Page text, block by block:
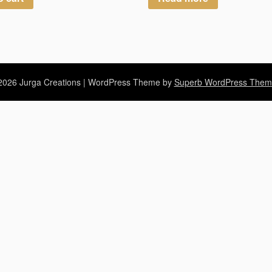
Jurga Creations | WordPress Theme by Superb WordPress